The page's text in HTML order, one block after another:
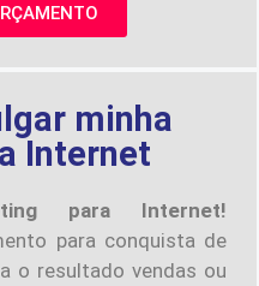
minha
Internet
para Internet!
para conquista de
o resultado vendas ou